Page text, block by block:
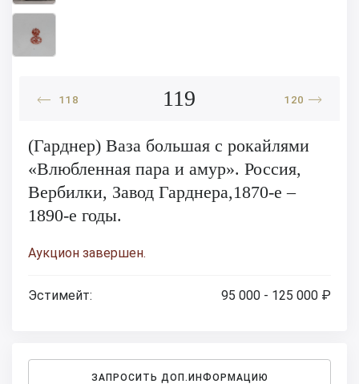
118 119 120
(Гарднер) Ваза большая с рокайлями
«Влюбленная пара и амур». Россия,
Вербилки, Завод Гарднера,1870-е –
1890-е годы.
Аукцион завершен.
Эстимейт: 95 000 - 125 000 ₽
ЗАПРОСИТЬ ДОП.ИНФОРМАЦИЮ